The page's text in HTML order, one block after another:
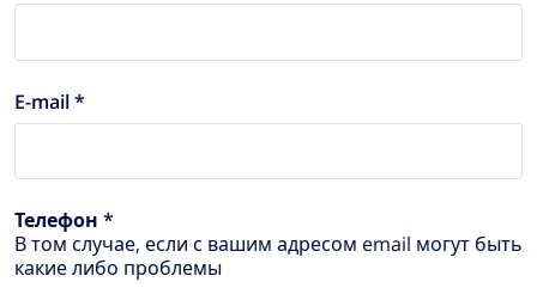
E-mail *
Телефон *
В том случае, если с вашим адресом email могут быть
какие либо проблемы